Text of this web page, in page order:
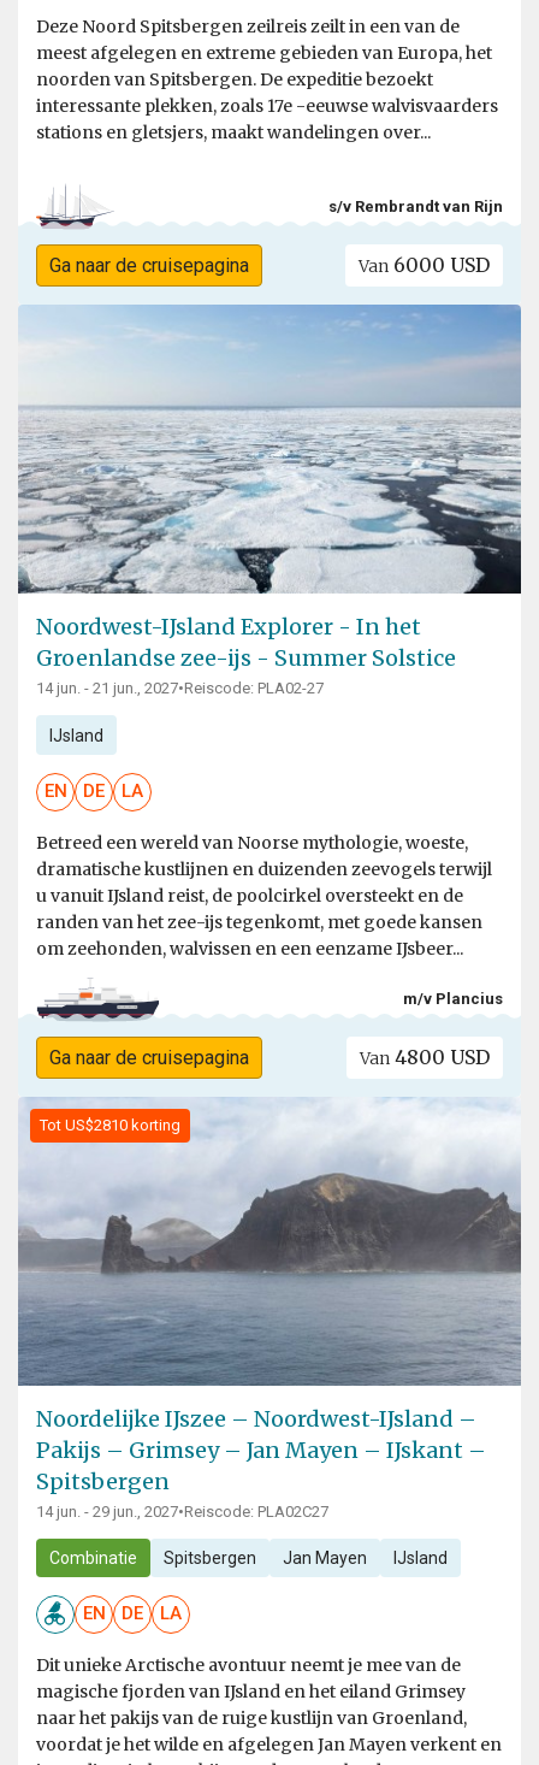
Deze Noord Spitsbergen zeilreis zeilt in een van de
meest afgelegen en extreme gebieden van Europa, het
noorden van Spitsbergen. De expeditie bezoekt
interessante plekken, zoals 17e -eeuwse walvisvaarders
stations en gletsjers, maakt wandelingen over...
s/v Rembrandt van Rijn
Ga naar de cruisepagina Van 6000 USD
Noordwest-IJsland Explorer - In het
Groenlandse zee-ijs - Summer Solstice
14 jun. - 21 jun., 2027•Reiscode: PLA02-27
IJsland
EN DE LA
Betreed een wereld van Noorse mythologie, woeste,
dramatische kustlijnen en duizenden zeevogels terwijl
u vanuit IJsland reist, de poolcirkel oversteekt en de
randen van het zee-ijs tegenkomt, met goede kansen
om zeehonden, walvissen en een eenzame IJsbeer...
m/v Plancius
Ga naar de cruisepagina Van 4800 USD
Tot US$2810 korting
Noordelijke IJszee – Noordwest-IJsland –
Pakijs – Grimsey – Jan Mayen – IJskant –
Spitsbergen
14 jun. - 29 jun., 2027•Reiscode: PLA02C27
Combinatie Spitsbergen Jan Mayen IJsland
EN DE LA
Dit unieke Arctische avontuur neemt je mee van de
magische fjorden van IJsland en het eiland Grimsey
naar het pakijs van de ruige kustlijn van Groenland,
voordat je het wilde en afgelegen Jan Mayen verkent en